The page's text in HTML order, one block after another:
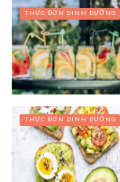
THỰC ĐƠN DINH DƯỠNG
THỰC ĐƠN DINH DƯỠNG